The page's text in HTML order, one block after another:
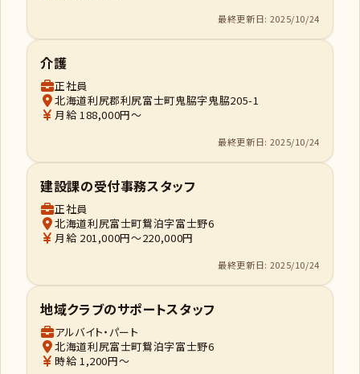
最終更新日: 2025/10/24
介護
正社員
北海道利尻郡利尻富士町鬼脇字鬼脇205-1
月給 188,000円～
最終更新日: 2025/10/24
建設課の受付事務スタッフ
正社員
北海道利尻富士町鴛泊字富士野6
月給 201,000円～220,000円
最終更新日: 2025/10/24
地域クラブのサポートスタッフ
アルバイト・パート
北海道利尻富士町鴛泊字富士野6
時給 1,200円～